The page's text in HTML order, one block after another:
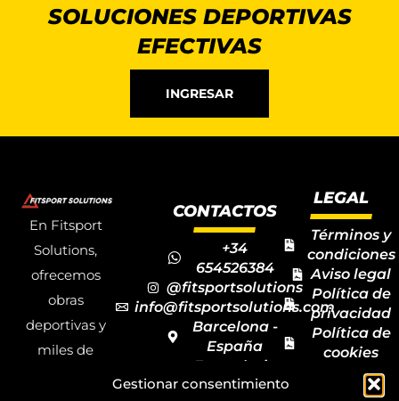
Gestionar consentimiento
SOLUCIONES DEPORTIVAS
EFECTIVAS
INGRESAR
En Fitsport
Solutions,
ofrecemos
obras
deportivas y
miles de
CONTACTOS
+34
654526384
@fitsportsolutions
info@fitsportsolutions.com
Barcelona -
España
Formulario
de contacto
LEGAL
Términos y
condiciones
Aviso legal
Política de
privacidad
Política de
cookies
Mapa del